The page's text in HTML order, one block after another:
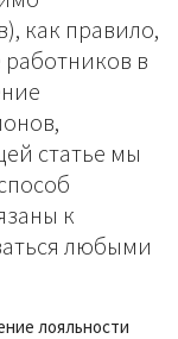
как правило,
в
статье мы
к
любыми
лояльности